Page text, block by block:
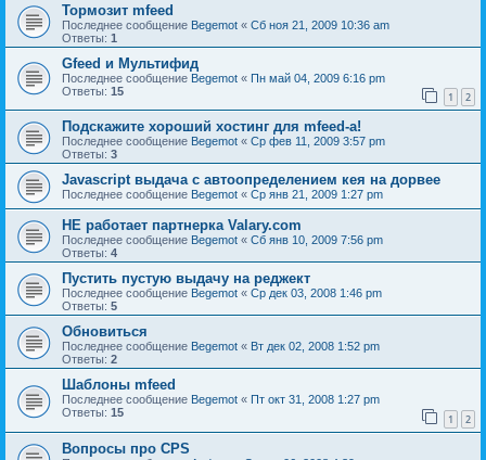
Тормозит mfeed
Последнее сообщение Begemot « Сб ноя 21, 2009 10:36 am
Ответы: 1
Gfeed и Мультифид
Последнее сообщение Begemot « Пн май 04, 2009 6:16 pm
Ответы: 15 1 2
Подскажите хороший хостинг для mfeed-a!
Последнее сообщение Begemot « Ср фев 11, 2009 3:57 pm
Ответы: 3
Javascript выдача с автоопределением кея на дорвее
Последнее сообщение Begemot « Ср янв 21, 2009 1:27 pm
НЕ работает партнерка Valary.com
Последнее сообщение Begemot « Сб янв 10, 2009 7:56 pm
Ответы: 4
Пустить пустую выдачу на реджект
Последнее сообщение Begemot « Ср дек 03, 2008 1:46 pm
Ответы: 5
Обновиться
Последнее сообщение Begemot « Вт дек 02, 2008 1:52 pm
Ответы: 2
Шаблоны mfeed
Последнее сообщение Begemot « Пт окт 31, 2008 1:27 pm
Ответы: 15 1 2
Вопросы про CPS